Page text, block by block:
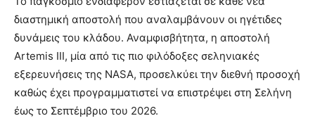
διαστημική αποστολή που αναλαμβάνουν οι ηγέτιδες
δυνάμεις του κλάδου. Αναμφισβήτητα, η αποστολή
Artemis III, μία από τις πιο φιλόδοξες σεληνιακές
εξερευνήσεις της NASA, προσελκύει την διεθνή προσοχή
καθώς έχει προγραμματιστεί να επιστρέψει στη Σελήνη
έως το Σεπτέμβριο του 2026.